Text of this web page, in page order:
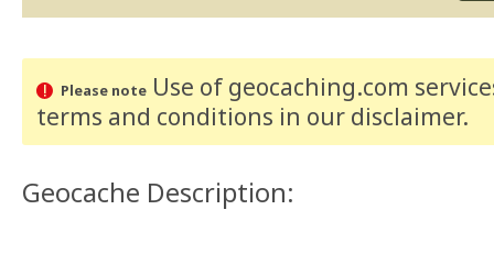
Please noteUse of geocaching.com
terms and conditions in our disclaimer.
Geocache Description: